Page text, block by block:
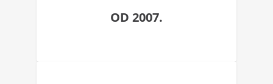
OD 2007.